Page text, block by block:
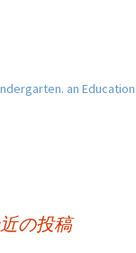
an
の投稿